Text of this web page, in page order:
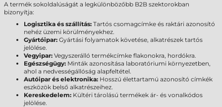
A termék sokoldalúságát a legkülönbözőbb B2B szektorokban
bizonyítja:
Logisztika és szállítás: Tartós csomagcímke és raktári azonosító
nehéz üzemi körülményekhez.
Gyártóipar: Gyártási folyamatok követése, alkatrészek tartós
jelölése.
Vegyipar: Vegyszerálló termékcímke flakonokra, hordókra.
Egészségügy: Minták azonosítása laboratóriumi környezetben,
ahol a nedvességállóság alapfeltétel.
Autóipar és elektronika: Hosszú élettartamú azonosító címkék
eszközök belső alkatrészeihez.
Kereskedelem: Kültéri tárolású termékek ár- és vonalkódos
jelölése.